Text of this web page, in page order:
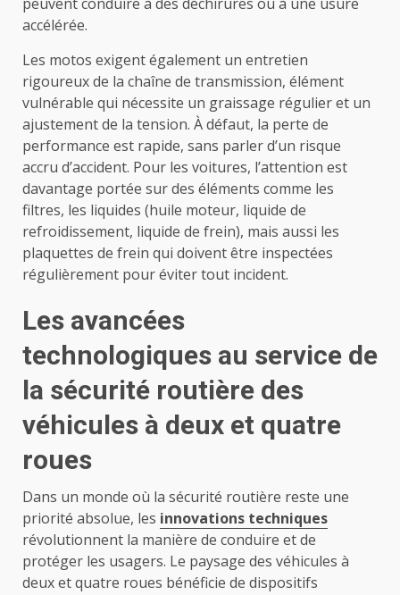
accélérée.
Les motos exigent également un entretien
rigoureux de la chaîne de transmission, élément
vulnérable qui nécessite un graissage régulier et un
ajustement de la tension. À défaut, la perte de
performance est rapide, sans parler d’un risque
accru d’accident. Pour les voitures, l’attention est
davantage portée sur des éléments comme les
filtres, les liquides (huile moteur, liquide de
refroidissement, liquide de frein), mais aussi les
plaquettes de frein qui doivent être inspectées
régulièrement pour éviter tout incident.
Les avancées
technologiques au service de
la sécurité routière des
véhicules à deux et quatre
roues
Dans un monde où la sécurité routière reste une
priorité absolue, les innovations techniques
révolutionnent la manière de conduire et de
protéger les usagers. Le paysage des véhicules à
deux et quatre roues bénéficie de dispositifs